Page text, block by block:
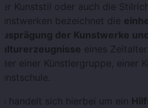
Kunststil oder auch die
bezeichnet die
der Kunstwerke
eines
einer Künstlergruppe, einer
handelt sich hierbei um ein